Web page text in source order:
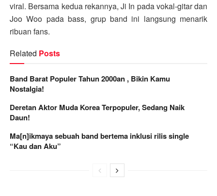
viral. Bersama kedua rekannya, Ji In pada vokal-gitar dan
Joo Woo pada bass, grup band ini langsung menarik
ribuan fans.
Related Posts
Band Barat Populer Tahun 2000an , Bikin Kamu
Nostalgia!
Deretan Aktor Muda Korea Terpopuler, Sedang Naik
Daun!
Ma[n]ikmaya sebuah band bertema inklusi rilis single
“Kau dan Aku”